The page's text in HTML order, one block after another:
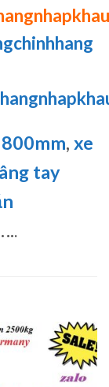
, xe
tay
.